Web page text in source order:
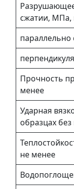
сжатии, МПа,
параллельно
Прочность
менее
Ударная
образцах
не менее